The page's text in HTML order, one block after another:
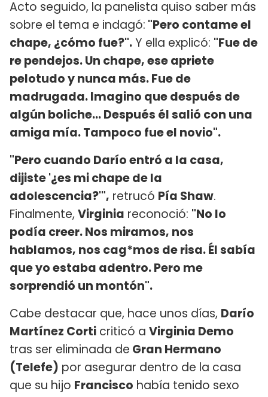
Acto seguido, la panelista quiso saber más
sobre el tema e indagó: "Pero contame el
chape, ¿cómo fue?".Y ella explicó: "Fue de
re pendejos. Un chape, ese apriete
pelotudo y nunca más. Fue de
madrugada. Imagino que después de
algún boliche... Después él salió con una
amiga mía. Tampoco fue el novio".
"Pero cuando Darío entró a la casa,
dijiste '¿es mi chape de la
adolescencia?'", retrucó Pía Shaw.
Finalmente, Virginia reconoció: "No lo
podía creer. Nos miramos, nos
hablamos, nos cag*mos de risa. Él sabía
que yo estaba adentro. Pero me
sorprendió un montón".
Cabe destacar que, hace unos días, Darío
Martínez Corti criticó a Virginia Demo
tras ser eliminada de Gran Hermano
(Telefe) por asegurar dentro de la casa
que su hijo Francisco había tenido sexo